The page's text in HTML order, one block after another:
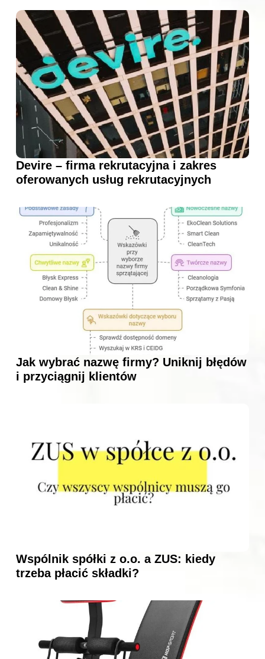
Devire – firma rekrutacyjna i zakres
oferowanych usług rekrutacyjnych
Jak wybrać nazwę firmy? Uniknij błędów
i przyciągnij klientów
Wspólnik spółki z o.o. a ZUS: kiedy
trzeba płacić składki?